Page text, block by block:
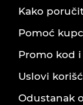
Kako
Pomoć
Promo kod
Uslovi
Odustanak